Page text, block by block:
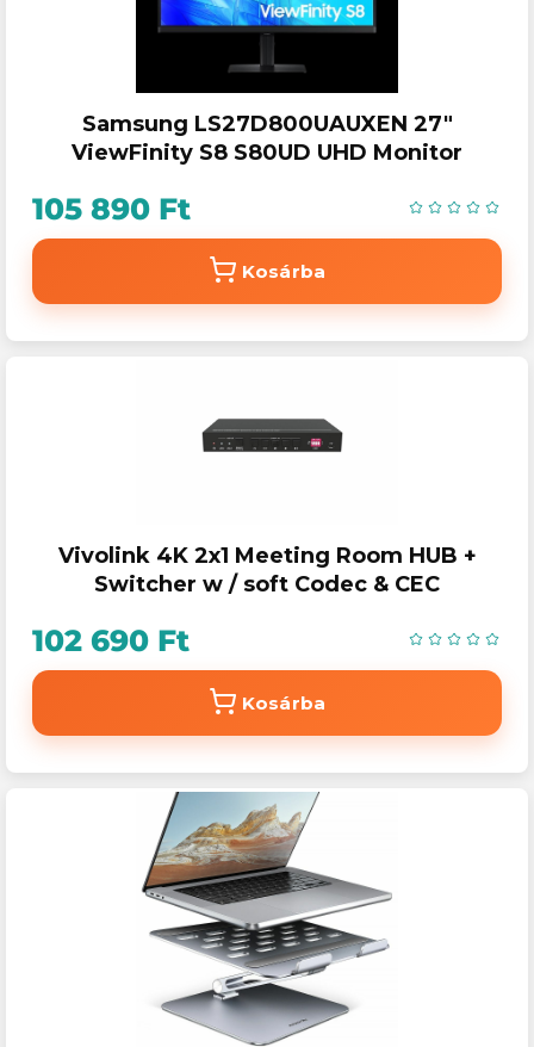
Samsung LS27D800UAUXEN 27"
ViewFinity S8 S80UD UHD Monitor
105 890 Ft
Kosárba
Vivolink 4K 2x1 Meeting Room HUB +
Switcher w / soft Codec & CEC
102 690 Ft
Kosárba